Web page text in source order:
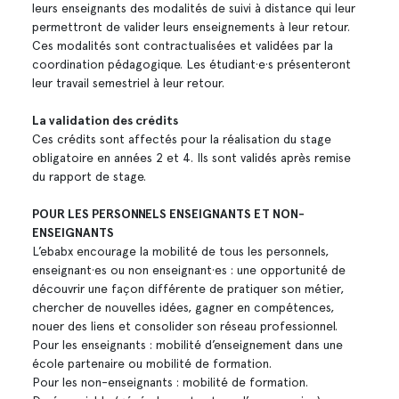
leurs enseignants des modalités de suivi à distance qui leur
permettront de valider leurs enseignements à leur retour.
Ces modalités sont contractualisées et validées par la
coordination pédagogique. Les étudiant·e·s présenteront
leur travail semestriel à leur retour.
La validation des crédits
Ces crédits sont affectés pour la réalisation du stage
obligatoire en années 2 et 4. Ils sont validés après remise
du rapport de stage.
POUR LES PERSONNELS ENSEIGNANTS ET NON-
ENSEIGNANTS
L’ebabx encourage la mobilité de tous les personnels,
enseignant·es ou non enseignant·es : une opportunité de
découvrir une façon différente de pratiquer son métier,
chercher de nouvelles idées, gagner en compétences,
nouer des liens et consolider son réseau professionnel.
Pour les enseignants : mobilité d’enseignement dans une
école partenaire ou mobilité de formation.
Pour les non-enseignants : mobilité de formation.